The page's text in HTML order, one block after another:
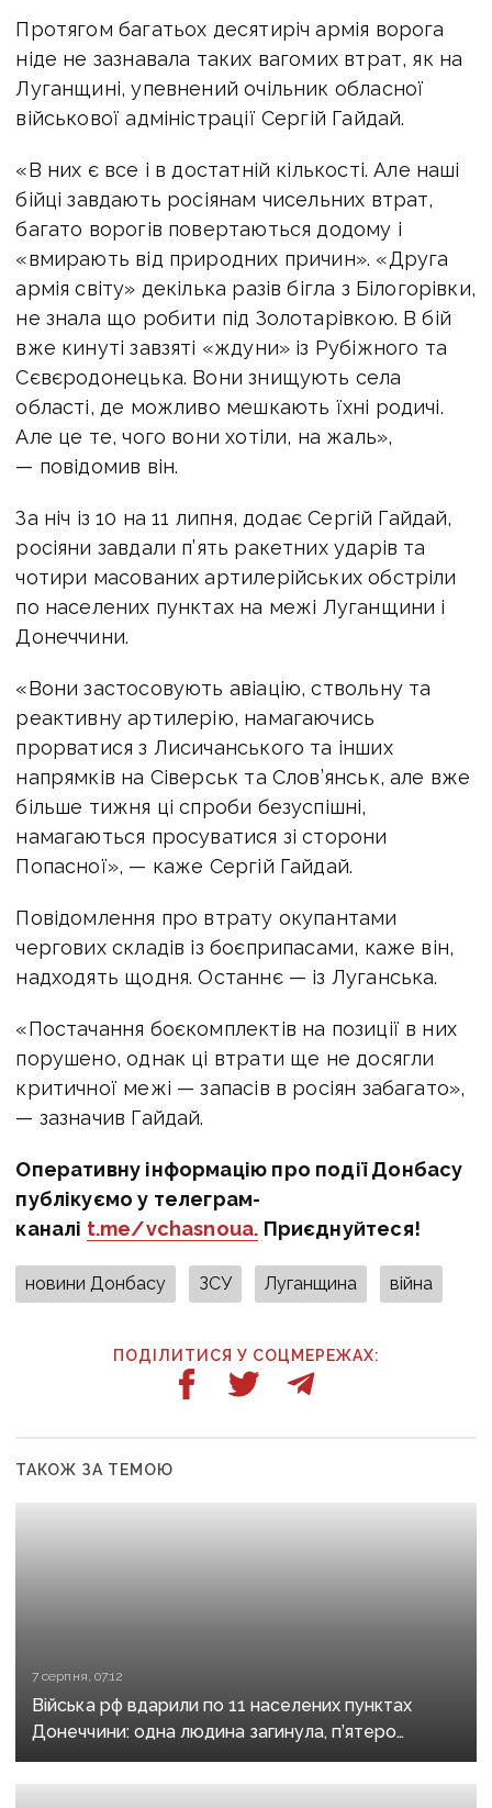
Протягом багатьох десятиріч армія ворога
ніде не зазнавала таких вагомих втрат, як на
Луганщині, упевнений очільник обласної
військової адміністрації Сергій Гайдай.
«В них є все і в достатній кількості. Але наші
бійці завдають росіянам чисельних втрат,
багато ворогів повертаються додому і
«вмирають від природних причин». «Друга
армія світу» декілька разів бігла з Білогорівки,
не знала що робити під Золотарівкою. В бій
вже кинуті завзяті «ждуни» із Рубіжного та
Сєвєродонецька. Вони знищують села
області, де можливо мешкають їхні родичі.
Але це те, чого вони хотіли, на жаль»,
— повідомив він.
За ніч із 10 на 11 липня, додає Сергій Гайдай,
росіяни завдали п’ять ракетних ударів та
чотири масованих артилерійських обстріли
по населених пунктах на межі Луганщини і
Донеччини.
«Вони застосовують авіацію, ствольну та
реактивну артилерію, намагаючись
прорватися з Лисичанського та інших
напрямків на Сіверськ та Слов’янськ, але вже
більше тижня ці спроби безуспішні,
намагаються просуватися зі сторони
Попасної», — каже Сергій Гайдай.
Повідомлення про втрату окупантами
чергових складів із боєприпасами, каже він,
надходять щодня. Останнє — із Луганська.
«Постачання боєкомплектів на позиції в них
порушено, однак ці втрати ще не досягли
критичної межі — запасів в росіян забагато»,
— зазначив Гайдай.
Оперативну інформацію про події Донбасу
публікуємо у телеграм-
каналі t.me/vchasnoua. Приєднуйтеся!
новини Донбасу ЗСУ Луганщина війна
ПОДІЛИТИСЯ У СОЦМЕРЕЖАХ:
ТАКОЖ ЗА ТЕМОЮ
7 серпня, 07:12
Війська рф вдарили по 11 населених пунктах
Донеччини: одна людина загинула, п’ятеро
поранені